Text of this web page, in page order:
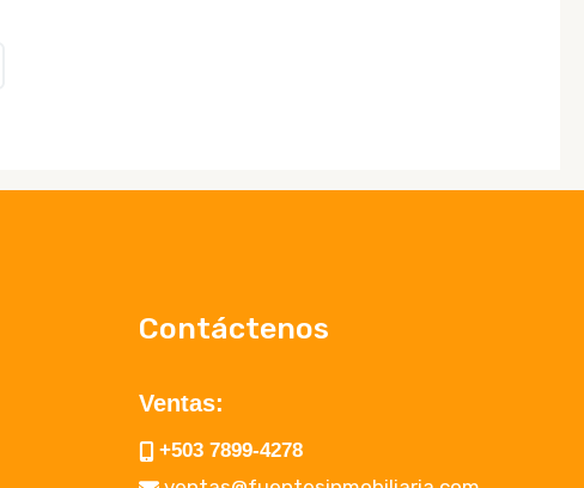
Contáctenos
Ventas:
+503 7899-4278